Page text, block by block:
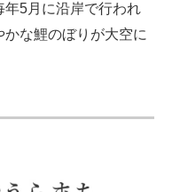
年5月に沿岸で行われ
な鯉のぼりが大空に